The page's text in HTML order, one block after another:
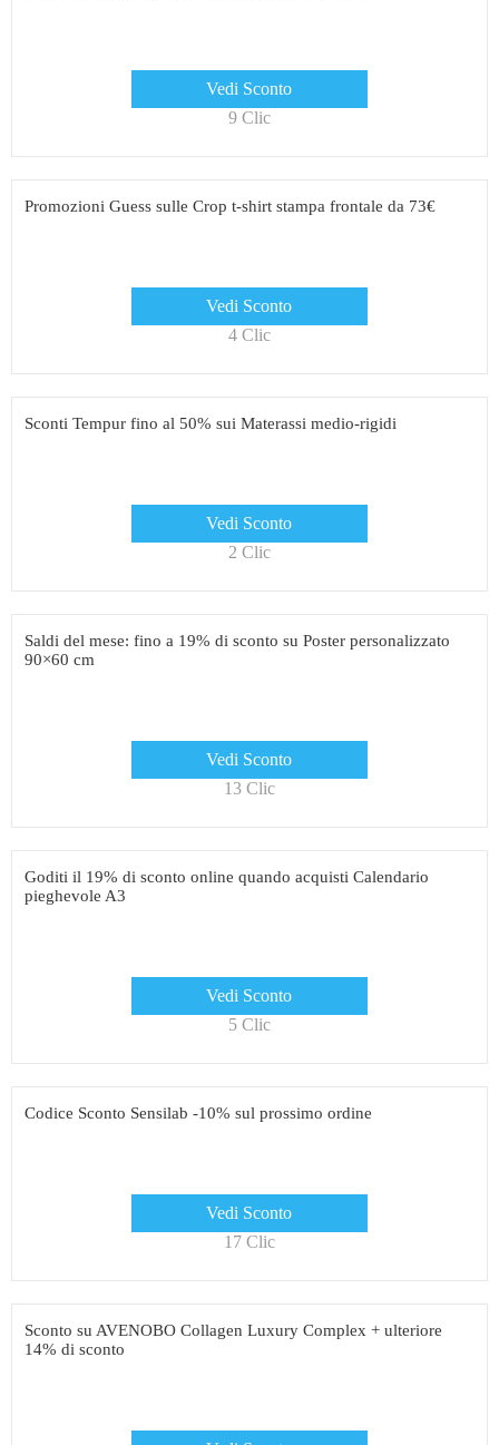
Vedi Sconto
9 Clic
Promozioni Guess sulle Crop t-shirt stampa frontale da 73€
Vedi Sconto
4 Clic
Sconti Tempur fino al 50% sui Materassi medio-rigidi
Vedi Sconto
2 Clic
Saldi del mese: fino a 19% di sconto su Poster personalizzato
90×60 cm
Vedi Sconto
13 Clic
Goditi il ​​19% di sconto online quando acquisti Calendario
pieghevole A3
Vedi Sconto
5 Clic
Codice Sconto Sensilab -10% sul prossimo ordine
Vedi Sconto
17 Clic
Sconto su AVENOBO Collagen Luxury Complex + ulteriore
14% di sconto